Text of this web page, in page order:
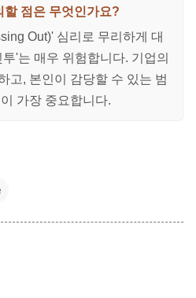
할 점은 무엇인가요?
Out)' 심리로 무리하게 대
'는 매우 위험합니다. 기업의
고, 본인이 감당할 수 있는 범
가장 중요합니다.